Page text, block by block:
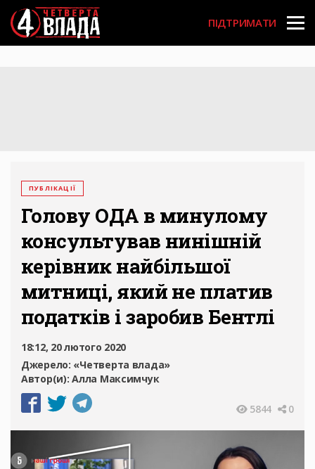
Перейти
до
основного
вмісту
User
account
ПІДТРИМАТИ
ПУБЛІКАЦІЇ
Голову ОДА в минулому
консультував нинішній
керівник найбільшої
митниці, який не платив
податків і заробив Бентлі
18:12, 20 лютого 2020
Джерело: «Четверта влада»
Автор(и):Алла Максимчук
5844 0